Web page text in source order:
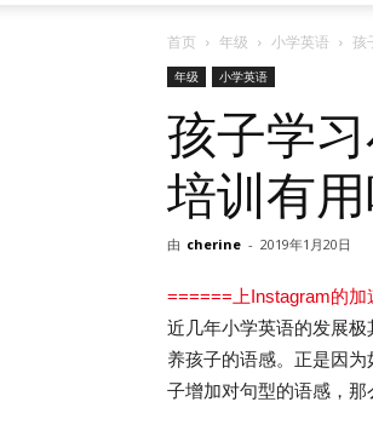
首页 年级 小学英语 孩
年级 小学英语
孩子学
培训有用
由 cherine - 2019年1月20日
======上Instagram的
近几年小学英语的发展
养孩子的语感。正是因
子增加对句型的语感，